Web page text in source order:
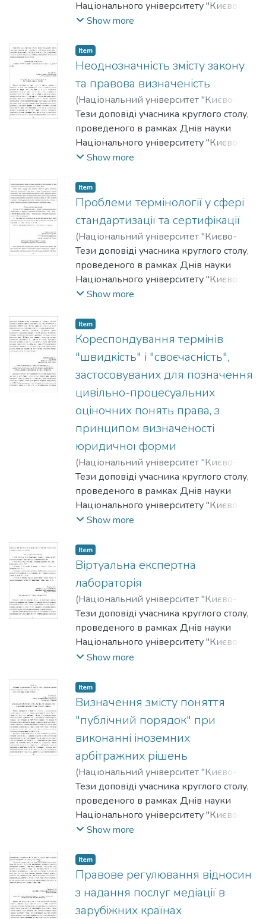
Національного університету "Києво-
Могилянська академія" на факультеті
Show more
Item
Неоднозначність змісту закону
та правова визначеність
(Національний університет "Києво-
Могилянська академія" ,2012)Попов,
Юрій
Тези доповіді учасника круглого столу,
проведеного в рамках Днів науки
Національного університету "Києво-
Могилянська академія" на факультеті
Show more
Item
Проблеми термінології у сфері
стандартизації та сертифікації
(Національний університет "Києво-
Могилянська академія" ,2012)
Севастьянов, Анатолій
Тези доповіді учасника круглого столу,
проведеного в рамках Днів науки
Національного університету "Києво-
Могилянська академія" на факультеті
Show more
Item
Кореспондування термінів
"швидкість" і "своєчасність",
застосовуваних для позначення
цивільно-процесуальних
оціночних понять права, з
принципом визначеності
юридичної форми
(Національний університет "Києво-
Могилянська академія" ,2012)Турчин-
Кукаріна, Ірина
Тези доповіді учасника круглого столу,
проведеного в рамках Днів науки
Національного університету "Києво-
Могилянська академія" на факультеті
Show more
Item
Віртуальна експертна
лабораторія
(Національний університет "Києво-
Могилянська академія" ,2012)Ющенко,
Світлана
Тези доповіді учасника круглого столу,
проведеного в рамках Днів науки
Національного університету "Києво-
Могилянська академія" на факультеті
Show more
Item
Визначення змісту поняття
"публічний порядок" при
виконанні іноземних
арбітражних рішень
(Національний університет "Києво-
Могилянська академія" ,2012)Галаган,
Д.
Тези доповіді учасника круглого столу,
проведеного в рамках Днів науки
Національного університету "Києво-
Могилянська академія" на факультеті
Show more
Item
Правове регулювання відносин
з надання послуг медіації в
зарубіжних країнах